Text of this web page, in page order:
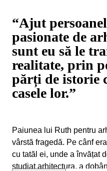
“Ajut
pasionate de
sunt eu să le
realitate, prin
părți de istorie
casele lor.”
Paiunea lui Ruth pentru
vârstă fragedă. Pe cânf
cu tatăl ei, unde a învățat
studiat arhitectura, a